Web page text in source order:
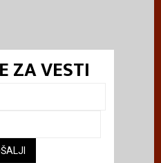
ZA VESTI